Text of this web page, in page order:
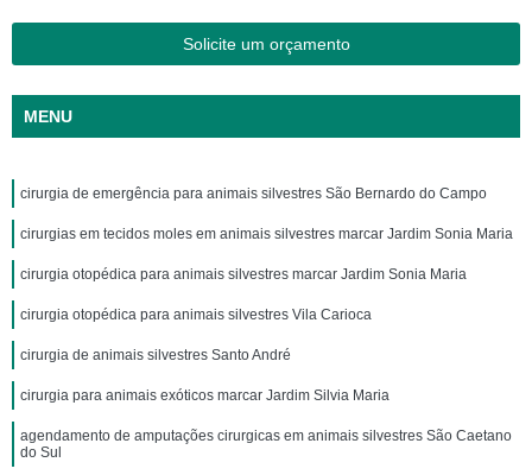
Solicite um orçamento
MENU
cirurgia de emergência para animais silvestres São Bernardo do Campo
cirurgias em tecidos moles em animais silvestres marcar Jardim Sonia Maria
cirurgia otopédica para animais silvestres marcar Jardim Sonia Maria
cirurgia otopédica para animais silvestres Vila Carioca
cirurgia de animais silvestres Santo André
cirurgia para animais exóticos marcar Jardim Silvia Maria
agendamento de amputações cirurgicas em animais silvestres São Caetano
do Sul